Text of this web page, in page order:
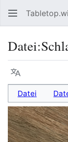
Datei:
Sprache
Datei